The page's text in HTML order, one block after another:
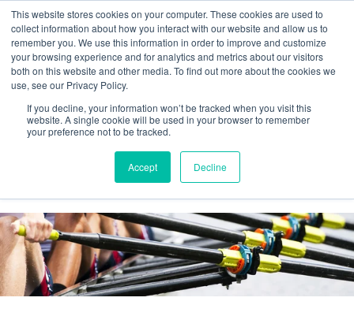
This website stores cookies on your computer. These cookies are used to
collect information about how you interact with our website and allow us to
remember you. We use this information in order to improve and customize
your browsing experience and for analytics and metrics about our visitors
both on this website and other media. To find out more about the cookies we
use, see our Privacy Policy.
If you decline, your information won’t be tracked when you visit this
website. A single cookie will be used in your browser to remember
your preference not to be tracked.
Accept Decline
Agilos business blog